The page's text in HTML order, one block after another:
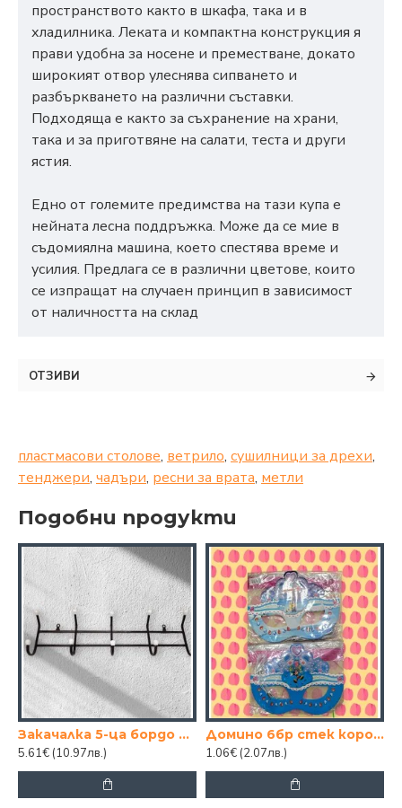
пространството както в шкафа, така и в
хладилника. Леката и компактна конструкция я
прави удобна за носене и преместване, докато
широкият отвор улеснява сипването и
разбъркването на различни съставки.
Подходяща е както за съхранение на храни,
така и за приготвяне на салати, теста и други
ястия.
Едно от големите предимства на тази купа е
нейната лесна поддръжка. Може да се мие в
съдомиялна машина, което спестява време и
усилия. Предлага се в различни цветове, които
се изпращат на случаен принцип в зависимост
от наличността на склад
ОТЗИВИ
пластмасови столове, ветрило, сушилници за дрехи,
тенджери, чадъри, ресни за врата, метли
Подобни продукти
Закачалка 5-ца бордо тънка
5.61€ (10.97лв.)
Домино 6бр стек корона
1.06€ (2.07лв.)